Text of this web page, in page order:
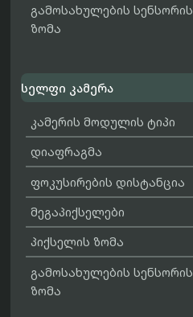
გამოსახულების სენსორის
ზომა
სელფი კამერა
კამერის მოდულის ტიპი
დიაფრაგმა
ფოკუსირების დისტანცია
მეგაპიქსელები
პიქსელის ზომა
გამოსახულების სენსორის
ზომა